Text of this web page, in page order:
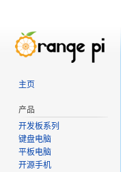
主页
产品
开发板系列
键盘电脑
平板电脑
开源手机